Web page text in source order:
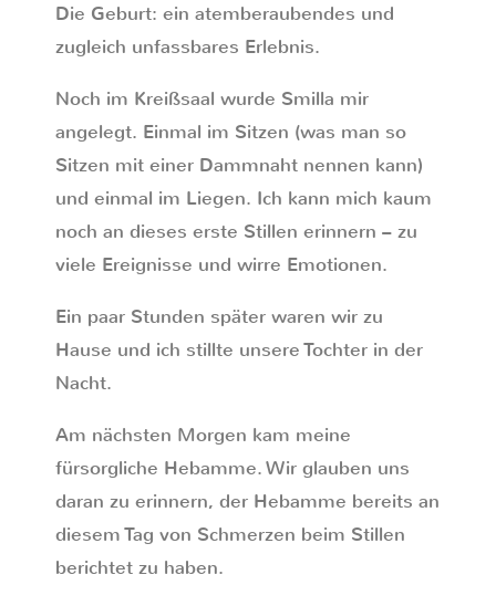
Die Geburt: ein atemberaubendes und
zugleich unfassbares Erlebnis.
Noch im Kreißsaal wurde Smilla mir
angelegt. Einmal im Sitzen (was man so
Sitzen mit einer Dammnaht nennen kann)
und einmal im Liegen. Ich kann mich kaum
noch an dieses erste Stillen erinnern – zu
viele Ereignisse und wirre Emotionen.
Ein paar Stunden später waren wir zu
Hause und ich stillte unsere Tochter in der
Nacht.
Am nächsten Morgen kam meine
fürsorgliche Hebamme. Wir glauben uns
daran zu erinnern, der Hebamme bereits an
diesem Tag von Schmerzen beim Stillen
berichtet zu haben.